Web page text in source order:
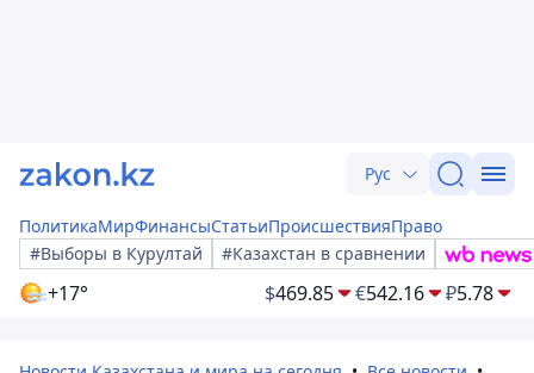
Рус
ПолитикаМирФинансыСтатьиПроисшествияПраво
#Выборы в Курултай
#Казахстан в сравнении
+17° $469.85 €542.16 ₽5.78